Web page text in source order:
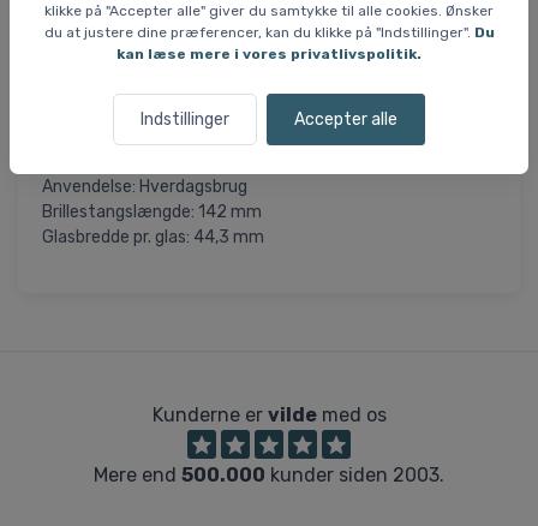
klikke på "Accepter alle" giver du samtykke til alle cookies. Ønsker
du at justere dine præferencer, kan du klikke på "Indstillinger". Du
kan læse mere i vores privatlivspolitik.
Indstillinger Accepter alle
og roligt udsyn i stærkt sollys.
Cairn Foolish er den oplagte hverdagsbrille for dig, der
Anvendelse: Hverdagsbrug
Brillestangslængde: 142 mm
Glasbredde pr. glas: 44,3 mm
Kunderne er vildemed os
Mere end 500.000 kunder siden 2003.